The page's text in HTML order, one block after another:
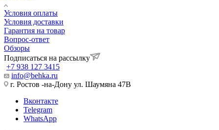
Условия оплаты
Условия доставки
Гарантия на товар
Вопрос-ответ
Обзоры
Подписаться на рассылку
+7 938 127 3415
info@behka.ru
г. Ростов -на-Дону ул. Шаумяна 47В
Вконтакте
Telegram
WhatsApp